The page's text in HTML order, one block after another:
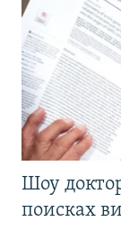
Шоу
поисках